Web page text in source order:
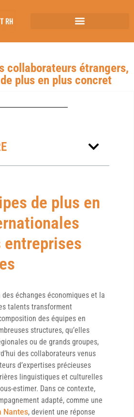
collaborateurs étrangers,
plus en plus concret
de plus en
entreprises
échanges économiques et la
talents transforment
des équipes en
structures, qu’elles
ou de grands groupes,
des collaborateurs venus
d’expertises précieuses
linguistiques et culturelles
estimer. Dans ce contexte,
adapté, comme une
Nantes, devient une réponse